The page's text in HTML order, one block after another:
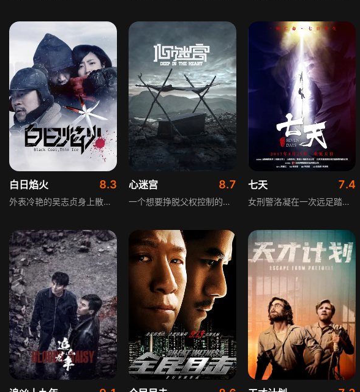
白日焰火 8.3
外表冷艳的吴志贞身上散发着熟女的魅力，这对于男人来说是一种致命的诱惑，对于与她曾有过一面之缘的警察张自力来说更是如此。五年前，吴志贞的丈夫梁志军被警方认定死于一桩离奇碎尸案，当时张自力破案后击毙了持枪拒捕的凶手。五年后，又发生了类似的连环案件，并且这些死者都曾与吴志贞相恋，心结未了的张自力主动接近吴志贞，却飞蛾扑火般的爱上了这个女人，两人遭遇重大生活挫折的人逐渐从惺惺相惜到相爱，随着更加亲密的接触，张自力发现了五年前的真相，这场真相的揭露让两人的命运陷入新的波折。
心迷宫 8.7
一个想要挣脱父权控制的青年，在一次争执中失手杀死了同村的痞子，被迫逃亡。他没有想过会用这样的方式逃离安逸的生活，离开之际却发现宿命早已将他和专制的父亲紧紧连接在一起，走或留他都将失去一切。一个饱受家庭暴力摧残的留守女人，在曾经恋人的怀抱里找到了慰藉。黑暗里绝望的女人与情夫密谋杀夫，可当莽夫的死讯真的传来时，情夫却避而不见矢口否认一切。当女人又一次陷入绝望，另一个男人出现在她的生活里，他给女人带来的不仅仅是关心。一个行为正直严格自律的老村长，精心设计着自己退休后的晚年生活。一生忠诚于信仰的他，却在本性面前轻易地低下了头；一个污点掉落在命运蓝图上，他竭力去擦掉污迹，却剥开了一个黑洞，深陷其中。
七天 7.4
女刑警洛凝在一次远足踏青时，无意间发现了在逃通缉犯顾正良，在实施抓捕时，却不慎与其双双坠入了一个山洞中。顾正良曾经是名转业军人，在回到贫瘠的山区老家后，决心拿出自己的转业费，带领全村人走上致富之路，却不慎掉进一个诈骗集团精心布置的骗局，转业费和乡亲们筹措的一些款项被悉数骗光，顾正良于是踏上寻找骗子之路，遍寻全国大地，功夫不负有心人，终于让他找到了，可骗子们却将匕首扎进了他的腹部，顾正良出手将骗子打死，从此踏上逃亡之路。与其说他是逃亡，更准确的说，应该是他在不停的挣钱，挣够了能偿还乡亲们的钱，他就要去投案自首，恰在此时，他被洛凝给撞见了……